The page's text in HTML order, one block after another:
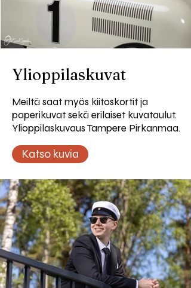
Ylioppilaskuvat
Meiltä saat myös kiitoskortit ja
paperikuvat sekä erilaiset kuvataulut.
Ylioppilaskuvaus Tampere Pirkanmaa.
Katso kuvia